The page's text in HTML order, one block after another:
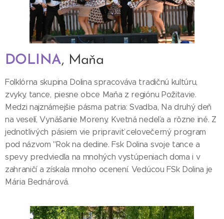
DOLINA, Maňa
Folklórna skupina Dolina spracováva tradičnú kultúru,
zvyky, tance, piesne obce Maňa z regiónu Požitavie.
Medzi najznámejšie pásma patria: Svadba, Na druhý deň
na veselí, Vynášanie Moreny, Kvetná nedeľa a rôzne iné. Z
jednotlivých pásiem vie pripraviť celovečerný program
pod názvom "Rok na dedine. Fsk Dolina svoje tance a
spevy predviedla na mnohých vystúpeniach doma i v
zahraničí a získala mnoho ocenení. Vedúcou FSk Dolina je
Mária Bednárová.